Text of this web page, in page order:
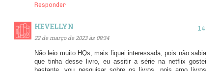
Responder
HEVELLYN
22 de março de 2023 às 09:34
Não leio muito HQs, mais fiquei interessada, pois não sabia
que tinha desse livro, eu assitir a série na netflix gostei